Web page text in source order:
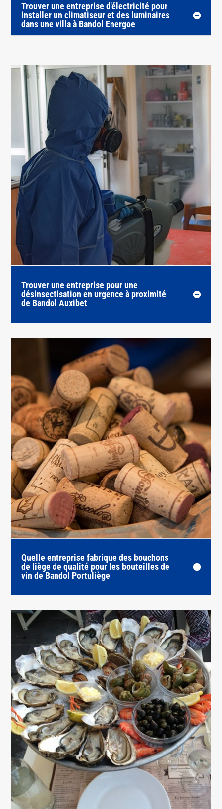
Trouver une entreprise d'électricité pour
installer un climatiseur et des luminaires
dans une villa à Bandol Energoe
Trouver une entreprise pour une
désinsectisation en urgence à proximité
de Bandol Auxibet
Quelle entreprise fabrique des bouchons
de liège de qualité pour les bouteilles de
vin de Bandol Portuliège